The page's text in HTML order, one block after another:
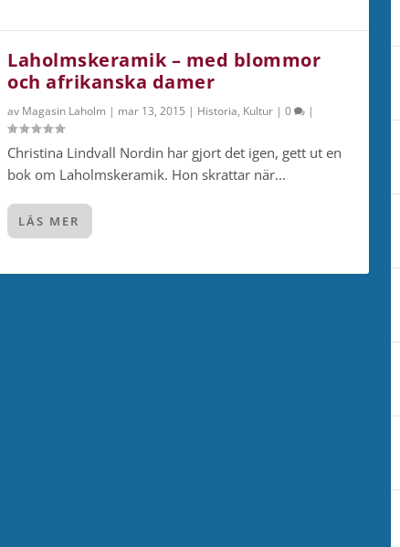
Laholmskeramik – med blommor
och afrikanska damer
av Magasin Laholm | mar 13, 2015 | Historia, Kultur |0 |
Christina Lindvall Nordin har gjort det igen, gett ut en
bok om Laholmskeramik. Hon skrattar när...
LÄS MER